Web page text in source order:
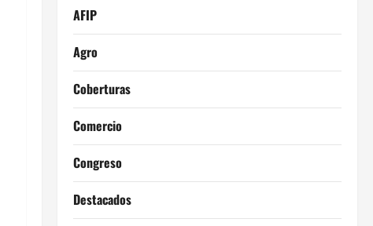
AFIP
Agro
Coberturas
Comercio
Congreso
Destacados